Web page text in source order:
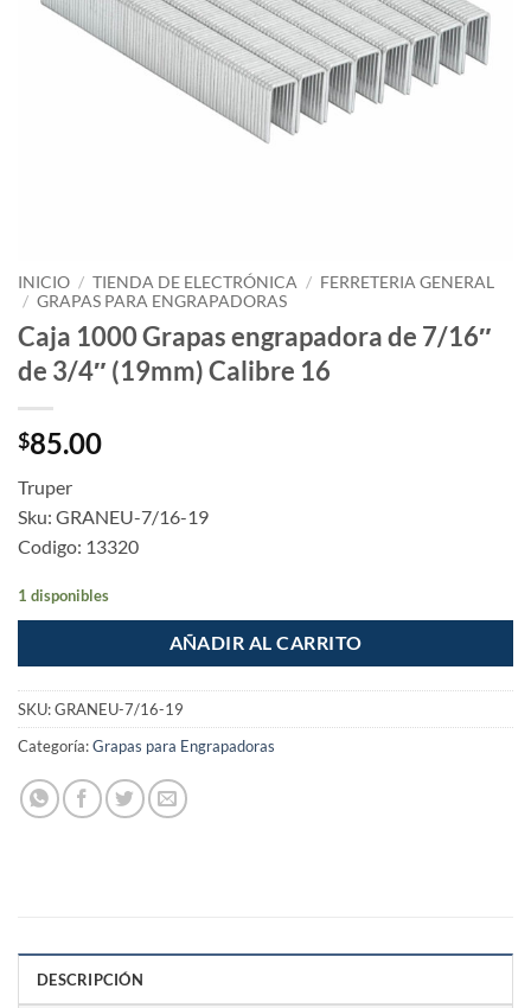
INICIO / TIENDA DE ELECTRÓNICA / FERRETERIA GENERAL
/ GRAPAS PARA ENGRAPADORAS
Caja 1000 Grapas engrapadora de 7/16″
de 3/4″ (19mm) Calibre 16
$85.00
Truper
Sku: GRANEU-7/16-19
Codigo: 13320
1 disponibles
AÑADIR AL CARRITO
SKU:GRANEU-7/16-19
Categoría:Grapas para Engrapadoras
DESCRIPCIÓN